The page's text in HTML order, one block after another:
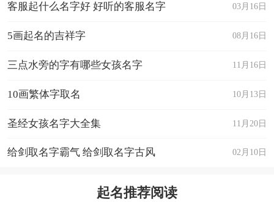
03月16日
客服起什么名字好 好听的客服名字
08月16日
5画起名的吉祥字
11月16日
三点水旁的字有哪些女孩名字
10月13日
10画繁体字取名
11月20日
圣经女孩名字大全集
02月10日
给剑取名字霸气 给剑取名字古风
起名推荐阅读